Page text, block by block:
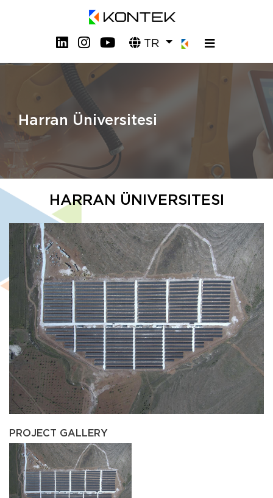
TR
Harran Üniversitesi
HARRAN ÜNIVERSITESI
PROJECT GALLERY